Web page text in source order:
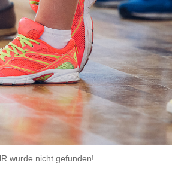
wurde nicht gefunden!